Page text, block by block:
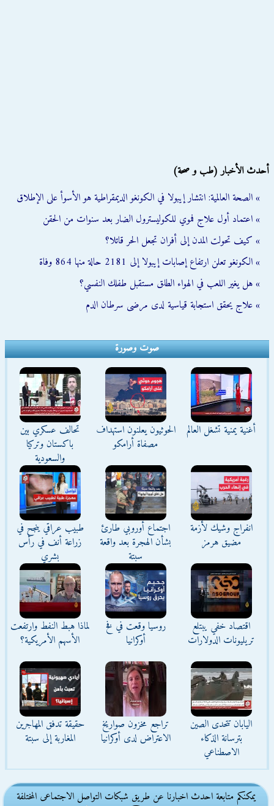
أحدث الأخبار (طب و صحة)
» الصحة العالمية: انتشار إيبولا في الكونغو الديمقراطية هو الأسوأ على الإطلاق
» اعتماد أول علاج فموي للكوليسترول الضار بعد سنوات من الحقن
» كيف تحولت المدن إلى أفران تجعل الحر قاتلا؟
» الكونغو تعلن ارتفاع إصابات إيبولا إلى 2181 حالة منها 864 وفاة
» هل يغير اللعب في الهواء الطلق مستقبل طفلك النفسي؟
» علاج يحقق استجابة قياسية لدى مرضى سرطان الدم
صوت وصورة
أغنية يمنية تشغل العالم
الحوثيون يعلنون استهداف
مصفاة أرامكو
تحالف عسكري بين
باكستان وتركيا
والسعودية
انفراج وشيك لأزمة
مضيق هرمز
اجتماع أوروبي طارئ
بشأن الهجرة بعد واقعة
سبتة
طبيب عراقي ينجح في
زراعة أنف في رأس
بشري
اقتصاد خفي يبتلع
تريليونات الدولارات
روسيا وقعت في فخ
أوكرانيا
لماذا هبط النفط وارتفعت
الأسهم الأمريكية؟
اليابان تتحدى الصين
بترسانة الذكاء
الاصطناعي
تراجع مخزون صواريخ
الاعتراض لدى أوكرانيا
حقيقة تدفق المهاجرين
المغاربة إلى سبتة
يمكنكم متابعة احدث اخبارنا عن طريق شبكات التواصل الاجتماعى المختلفة